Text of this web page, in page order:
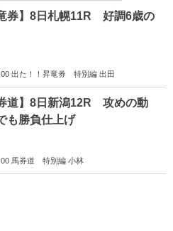
券】8日札幌11R 好調6歳の
出た！！昇竜券 特別編 出田
道】8日新潟12R 攻めの動
も勝負仕上げ
馬券道 特別編 小林